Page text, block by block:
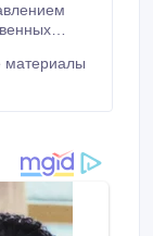
> ООО
в
материалы